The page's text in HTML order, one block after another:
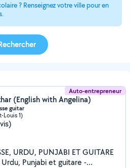
? Renseignez votre ville pour en
Auto-entrepreneur
(English with Angelina)
guitar
Louis 1)
URDU, PUNJABI ET GUITARE
Punjabi et guitare -